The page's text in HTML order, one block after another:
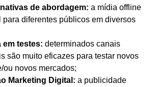
de abordagem: a mídia offline
para diferentes públicos em diversos
em testes: determinados canais
são muito eficazes para testar novos
ou novos mercados;
Marketing Digital: a publicidade